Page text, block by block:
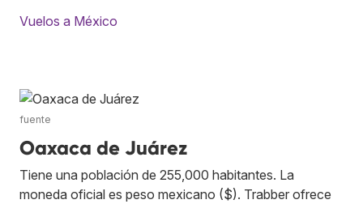
Vuelos a México
fuente
Oaxaca de Juárez
Tiene una población de 255,000 habitantes. La
moneda oficial es peso mexicano ($). Trabber ofrece